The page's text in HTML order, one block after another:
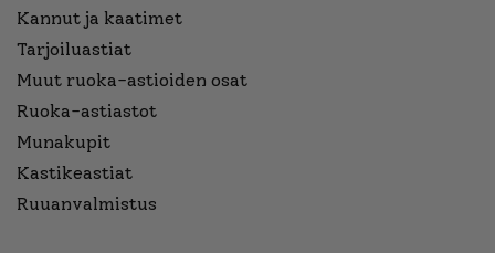
Kannut ja kaatimet
Tarjoiluastiat
Muut ruoka-astioiden osat
Ruoka-astiastot
Munakupit
Kastikeastiat
Ruuanvalmistus